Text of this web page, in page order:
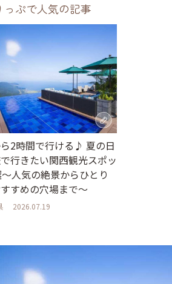
っぷで人気の記事
2時間で行ける♪ 夏の日
行きたい関西観光スポッ
～人気の絶景からひとり
すめの穴場まで～
2026.07.19